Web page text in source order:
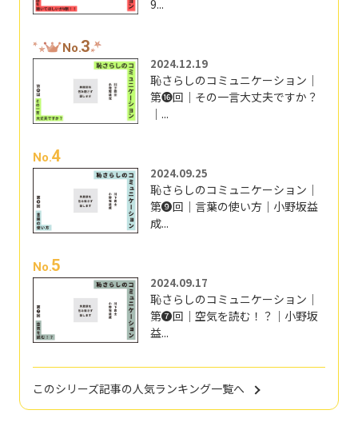
9...
No.3
2024.12.19
恥さらしのコミュニケーション｜
第⓰回｜その一言大丈夫ですか？
｜...
No.4
2024.09.25
恥さらしのコミュニケーション｜
第❾回｜言葉の使い方｜小野坂益
成...
No.5
2024.09.17
恥さらしのコミュニケーション｜
第❼回｜空気を読む！？｜小野坂
益...
このシリーズ記事の人気ランキング一覧へ